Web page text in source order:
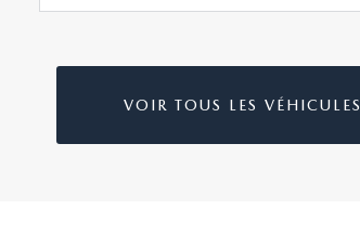
VOIR TOUS LES VÉHICULES